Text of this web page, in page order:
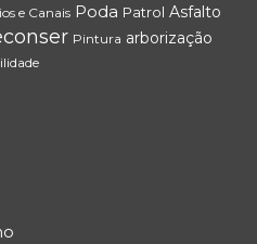
e Canais Poda Patrol Asfalto
Pintura arborização